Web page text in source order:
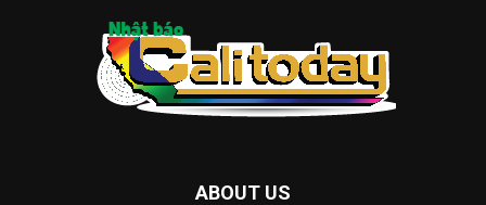
ABOUT US